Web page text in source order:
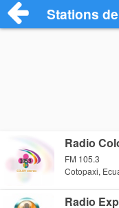
Stations
Radio
FM 105.3
Cotopaxi,
Radio